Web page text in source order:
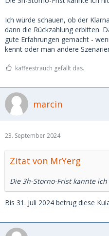
Ich würde schauen, ob der
dann die Rückzahlung erbitten.
gute Erfahrungen gemacht -
kennt oder man andere
kaffeestrauch gefällt das.
marcin
23. September 2024
Zitat von MrYerg
Die 3h-Storno-Frist kannte
Bis 31. Juli 2024 betrug diese